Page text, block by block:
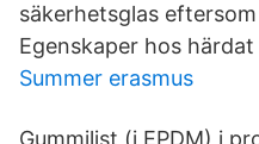
säkerhetsglas
Egenskaper hos
Summer erasmus
Gummilist (i EPDM) i